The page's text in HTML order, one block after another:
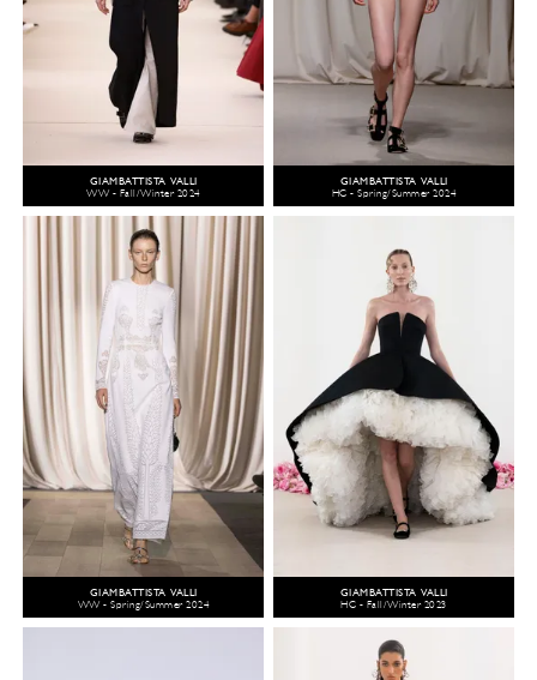
GIAMBATTISTA VALLI
WW - Fall/Winter 2024
GIAMBATTISTA VALLI
HC - Spring/Summer 2024
GIAMBATTISTA VALLI
WW - Spring/Summer 2024
GIAMBATTISTA VALLI
HC - Fall/Winter 2023